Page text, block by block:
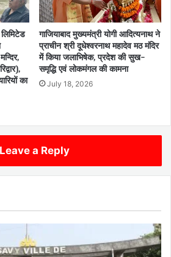
का
गाजियाबाद मुख्यमंत्री योगी आदित्यनाथ ने
प्राचीन श्री दूधेश्वरनाथ महादेव मठ मंदिर
में किया जलाभिषेक, प्रदेश की सुख-
समृद्धि एवं लोकमंगल की कामना
July 18, 2026
Leave a Reply